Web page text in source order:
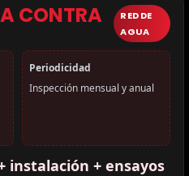
CONTRA
RED DE
AGUA
Periodicidad
Inspección mensual y anual
instalación + ensayos